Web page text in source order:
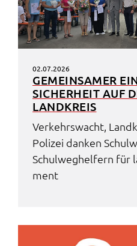
02.07.2026
GEMEIN­SA­MER
SICHER­HEIT AUF
LAND­KREIS
Verkehrs­wacht,
Poli­zei danken
Schul­weg­hel­fern für
ment